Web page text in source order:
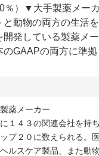
％）▼大手製薬メー
動物の両方の生活
開発している製薬メ
のGAAPの両方に準
薬メーカー
１４３の関連会社を持
プ２０に数えられる。
ルスケア製品、また動